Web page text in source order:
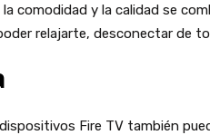
comodidad y la calidad se
relajarte, desconectar de
Fire TV también